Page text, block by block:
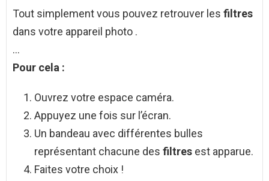
Tout simplement vous pouvez retrouver les filtres
dans votre appareil photo .
…
Pour cela :
Ouvrez votre espace caméra.
Appuyez une fois sur l’écran.
Un bandeau avec différentes bulles
représentant chacune des filtres est apparue.
Faites votre choix !